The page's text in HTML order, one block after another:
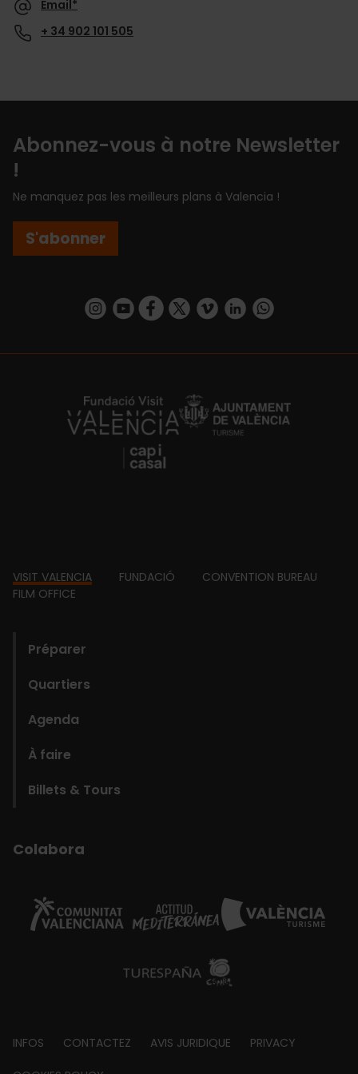
Email*
+ 34 902 101 505
Abonnez-vous à notre Newsletter
!
Ne manquez pas les meilleurs plans à Valencia !
S'abonner
https://www.instagram.com/visit_valencia/
https://www.youtube.com/user/
https://www.facebook.com/
https://twitter.com/
https://vimeo.com/
https://www.linkedin.com/company/turismo-valencia/https://api.whatsapp.com/send/
https://fundacion.visitvalencia.com/
Footer
VISIT VALENCIA FUNDACIÓ
CONVENTION BUREAU
FILM OFFICE
Préparer
Quartiers
Agenda
À faire
Billets & Tours
Colabora
Footer
INFOS CONTACTEZ AVIS JURIDIQUE PRIVACY